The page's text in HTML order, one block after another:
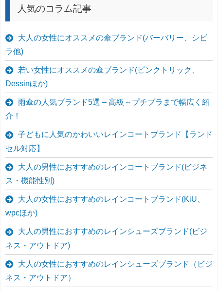
人気のコラム記事
大人の女性にオススメの傘ブランド(バーバリー、シビ
ラ他)
若い女性にオススメの傘ブランド(ピンクトリック、
Dessinほか)
雨傘の人気ブランド5選 – 高級～プチプラまで幅広く紹
介！
子どもに人気のかわいいレインコートブランド【ランド
セル対応】
大人の男性におすすめのレインコートブランド(ビジネ
ス・機能性別)
大人の女性におすすめのレインコートブランド(KiU、
wpcほか)
大人の男性におすすめのレインシューズブランド(ビジ
ネス・アウトドア)
大人の女性におすすめのレインシューズブランド（ビジ
ネス・アウトドア）